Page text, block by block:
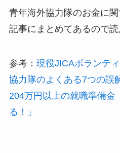
青年海外協力隊のお金に
記事にまとめてあるので読
参考： 現役JICAボランテ
協力隊のよくある7つの誤
204万円以上の就職準備金
る！」